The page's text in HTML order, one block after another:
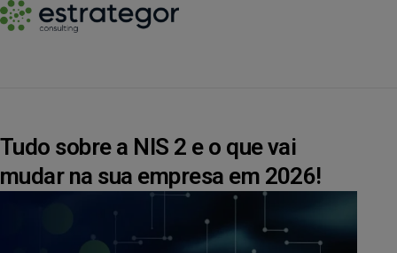
Tudo sobre a NIS 2 e o que vai
mudar na sua empresa em 2026!